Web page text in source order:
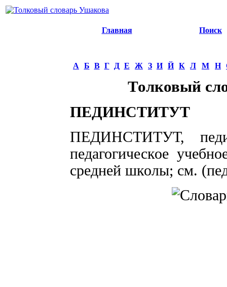
Главная Поиск
А Б В Г Д Е Ж З И Й К Л М Н
Толковый
ПЕДИНСТИТУТ
ПЕДИНСТИТУТ,
педагогическое
средней школы; см.